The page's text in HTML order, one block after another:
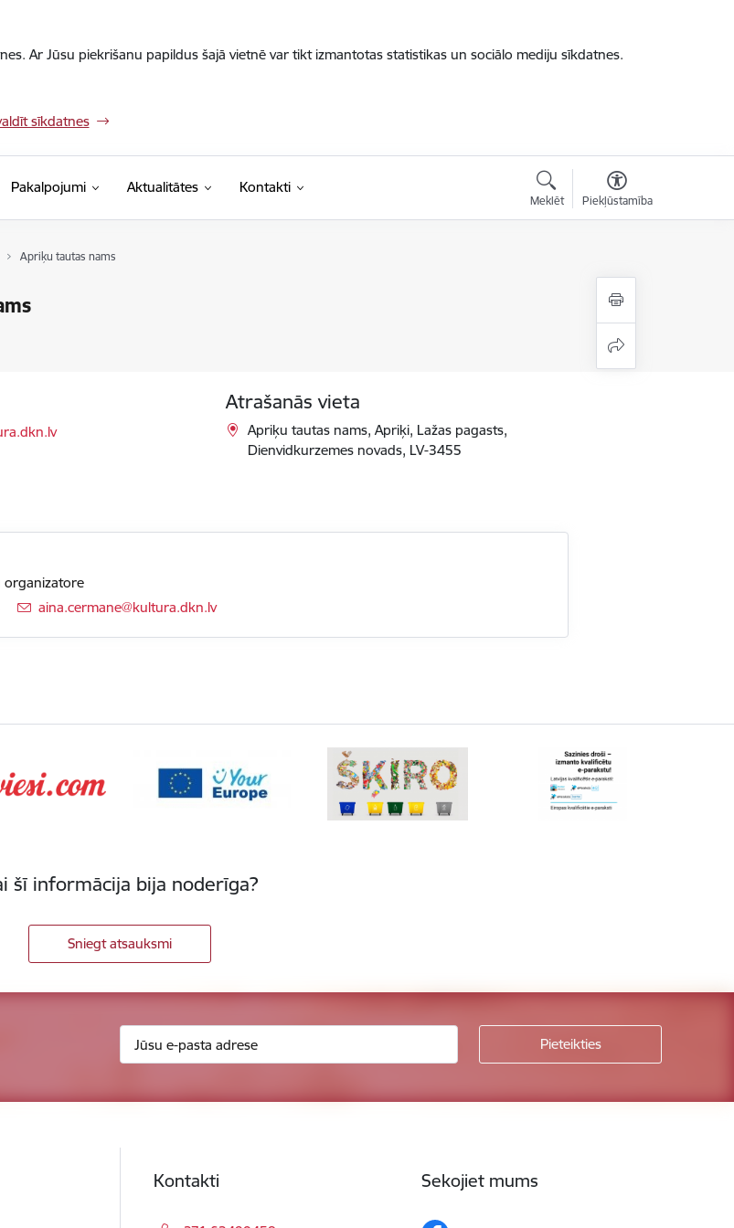
Ar Jūsu piekrišanu papildus šajā vietnē var tikt izmantotas statistikas un sociālo mediju sīkdatnes.
sīkdatnes
Pakalpojumi Aktualitātes Kontakti
Meklēt Piekļūstamība
Apriķu tautas nams
Atrašanās vieta
Apriķu tautas nams, Apriķi, Lažas pagasts,
Dienvidkurzemes novads, LV-3455
organizatore
E-pasts:
aina.cermane@kultura.dkn.lv
šī informācija bija noderīga?
Sniegt atsauksmi
Kontakti Sekojiet mums